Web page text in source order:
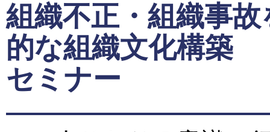
組織不正・組織事
的な組織文化構築
セミナー